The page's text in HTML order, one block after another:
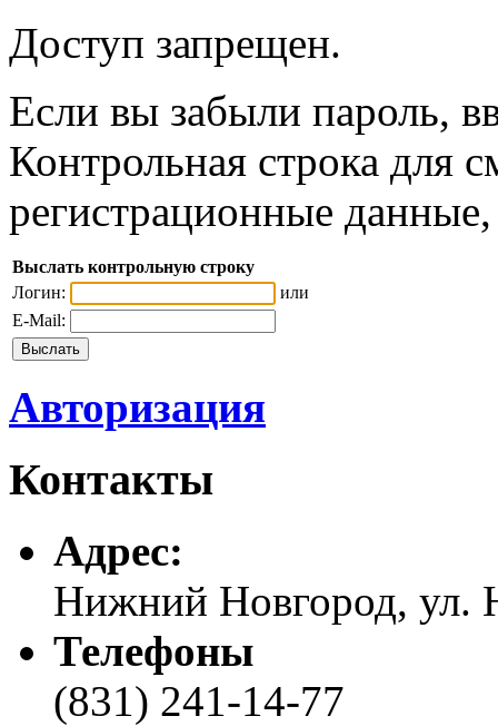
Доступ запрещен.
Если вы забыли пароль,
Контрольная строка для
регистрационные
Выслать контрольную строку
Логин:
или
E-Mail:
Авторизация
Контакты
Адреc:
Нижний Новгород, ул.
Телефоны
(831) 241-14-77